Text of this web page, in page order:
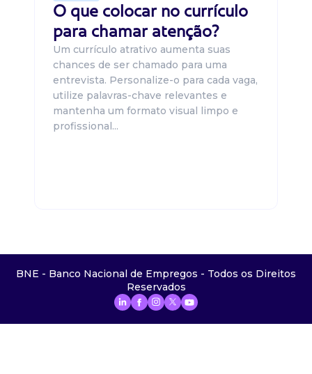
O que colocar no currículo
para chamar atenção?
Um currículo atrativo aumenta suas
chances de ser chamado para uma
entrevista. Personalize-o para cada vaga,
utilize palavras-chave relevantes e
mantenha um formato visual limpo e
profissional...
BNE - Banco Nacional de Empregos - Todos os Direitos
Reservados